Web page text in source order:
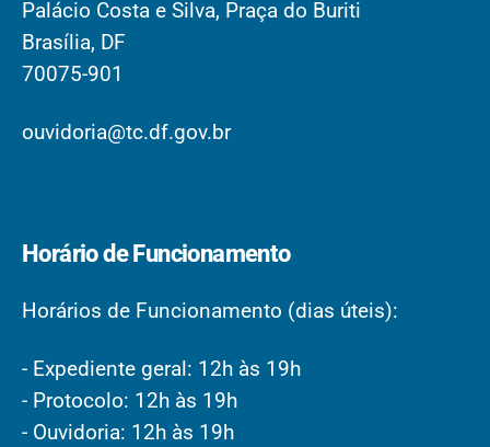
Palácio Costa e Silva, Praça do Buriti
Brasília, DF
70075-901
ouvidoria@tc.df.gov.br
Horário de Funcionamento
Horários de Funcionamento (dias úteis):
- Expediente geral: 12h às 19h
- Protocolo: 12h às 19h
- Ouvidoria: 12h às 19h